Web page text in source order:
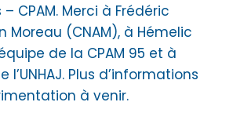
CPAM. Merci à Frédéric
Moreau (CNAM), à Hémelic
de la CPAM 95 et à
l’UNHAJ. Plus d’informations
à venir.